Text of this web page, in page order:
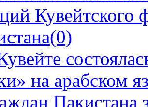
Кувейтского
(0)
на арабском
Пакистана